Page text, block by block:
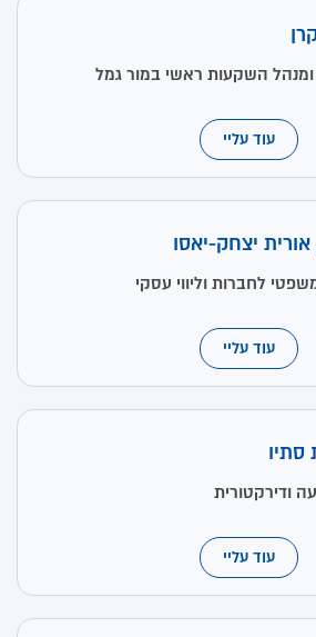
השקעות ראשי במור גמל
עוד עליי
יצחק-יאסו
לחברות וליווי עסקי
עוד עליי
סתיו
ודירקטורית
עוד עליי